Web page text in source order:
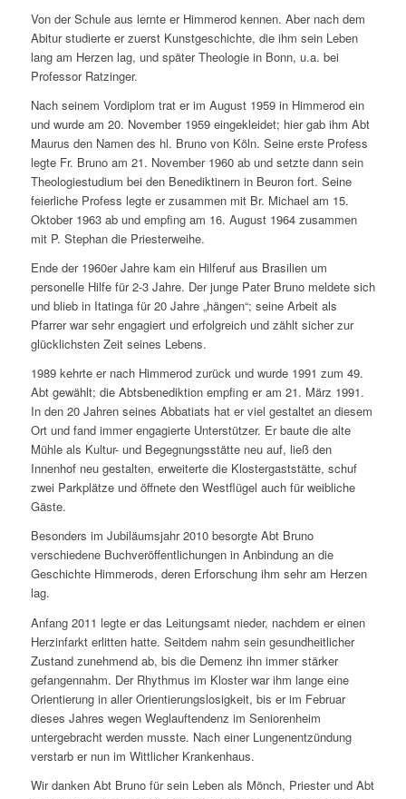
Von der Schule aus lernte er Himmerod kennen. Aber nach dem
Abitur studierte er zuerst Kunstgeschichte, die ihm sein Leben
lang am Herzen lag, und später Theologie in Bonn, u.a. bei
Professor Ratzinger.
Nach seinem Vordiplom trat er im August 1959 in Himmerod ein
und wurde am 20. November 1959 eingekleidet; hier gab ihm Abt
Maurus den Namen des hl. Bruno von Köln. Seine erste Profess
legte Fr. Bruno am 21. November 1960 ab und setzte dann sein
Theologiestudium bei den Benediktinern in Beuron fort. Seine
feierliche Profess legte er zusammen mit Br. Michael am 15.
Oktober 1963 ab und empfing am 16. August 1964 zusammen
mit P. Stephan die Priesterweihe.
Ende der 1960er Jahre kam ein Hilferuf aus Brasilien um
personelle Hilfe für 2-3 Jahre. Der junge Pater Bruno meldete sich
und blieb in Itatinga für 20 Jahre „hängen“; seine Arbeit als
Pfarrer war sehr engagiert und erfolgreich und zählt sicher zur
glücklichsten Zeit seines Lebens.
1989 kehrte er nach Himmerod zurück und wurde 1991 zum 49.
Abt gewählt; die Abtsbenediktion empfing er am 21. März 1991.
In den 20 Jahren seines Abbatiats hat er viel gestaltet an diesem
Ort und fand immer engagierte Unterstützer. Er baute die alte
Mühle als Kultur- und Begegnungsstätte neu auf, ließ den
Innenhof neu gestalten, erweiterte die Klostergaststätte, schuf
zwei Parkplätze und öffnete den Westflügel auch für weibliche
Gäste.
Besonders im Jubiläumsjahr 2010 besorgte Abt Bruno
verschiedene Buchveröffentlichungen in Anbindung an die
Geschichte Himmerods, deren Erforschung ihm sehr am Herzen
lag.
Anfang 2011 legte er das Leitungsamt nieder, nachdem er einen
Herzinfarkt erlitten hatte. Seitdem nahm sein gesundheitlicher
Zustand zunehmend ab, bis die Demenz ihn immer stärker
gefangennahm. Der Rhythmus im Kloster war ihm lange eine
Orientierung in aller Orientierungslosigkeit, bis er im Februar
dieses Jahres wegen Weglauftendenz im Seniorenheim
untergebracht werden musste. Nach einer Lungenentzündung
verstarb er nun im Wittlicher Krankenhaus.
Wir danken Abt Bruno für sein Leben als Mönch, Priester und Abt